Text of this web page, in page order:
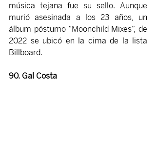
música tejana fue su sello. Aunque
murió asesinada a los 23 años, un
álbum póstumo “Moonchild Mixes”, de
2022 se ubicó en la cima de la lista
Billboard.
90. Gal Costa